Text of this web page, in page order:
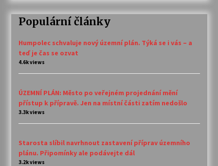
Populární články
Humpolec schvaluje nový územní plán. Týká se i vás – a
teď je čas se ozvat
4.6k views
ÚZEMNÍ PLÁN: Město po veřejném projednání mění
přístup k přípravě. Jen na místní části zatím nedošlo
3.3k views
Starosta slíbil navrhnout zastavení příprav územního
plánu. Připomínky ale podávejte dál
3.2k views